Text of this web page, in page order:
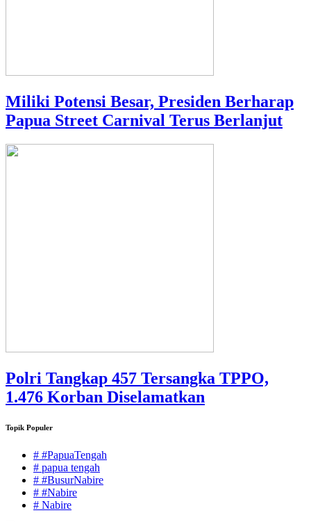
Miliki Potensi Besar, Presiden Berharap
Papua Street Carnival Terus Berlanjut
Polri Tangkap 457 Tersangka TPPO,
1.476 Korban Diselamatkan
Topik Populer
# #PapuaTengah
# papua tengah
# #BusurNabire
# #Nabire
# Nabire